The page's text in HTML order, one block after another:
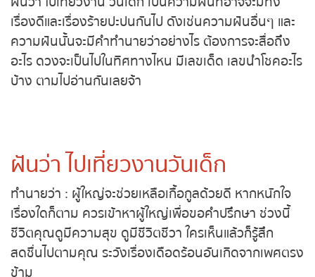
ถ่ายทอดสดหวยลาว
ถ่ายทอดสดหวยลาว ซุปเปอร์
ถ่ายทอดสดหวยฮานอย
ถ่ายทอดสดหวยมาเลย์
ถ่ายทอดสดหวยญีปุ่น
ถ่ายทอดสดหวยไต้หวัน
ฝันว่า ไปเที่ยวงาน วันเด็ก เป็นความฝันที่อาจจะมีทั้ง
เรื่องดีและเรื่องร้ายปะปนกันไป ดังเช่นความฝันอื่นๆ
และความฝันนั้นจะมีคำทำนายว่าอย่างไร ต้องการจะสื่อ
ถึงอะไร ดวงจะเป็นไปในทิศทางไหน มีเลขเด็ด เลขนำ
ฝันว่า ไปเที่ยวงานวันเด็ก
ทำนายว่า : ผู้ใหญ่จะช่วยเหลือเกื้อกูลด้วยดี หากหนักใจ
เรื่องใดก็ตาม ควรเข้าหาผู้ใหญ่เพื่อขอคำปรึกษา ช่วงนี้
ชีวิตคุณดูมีความสุข ดูมีชีวิตชีวา ใครเห็นแล้วก็รู้สึก
สดชื่นไปตามคุณ ระวังเรื่องเดือดร้อนอันเกิดจากเพศ